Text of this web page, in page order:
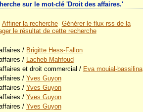
sur le mot-clé 'Droit des affaires.'
Affiner la recherche Générer le flux rss de la
le résultat de cette recherche
/ Brigitte Hess-Fallon
/ Lacheb Mahfoud
et droit commercial / Eva mouial-bassilina
/ Yves Guyon
/ Yves Guyon
/ Yves Guyon
/ Yves Guyon